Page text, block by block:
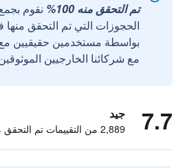
تم التحقق منه 100%
نقوم
الحجوزات التي تم التحقق منها
مع شركائنا الخارجيين
7.7 جيد
2,889 من التقييمات تم التحقق منها